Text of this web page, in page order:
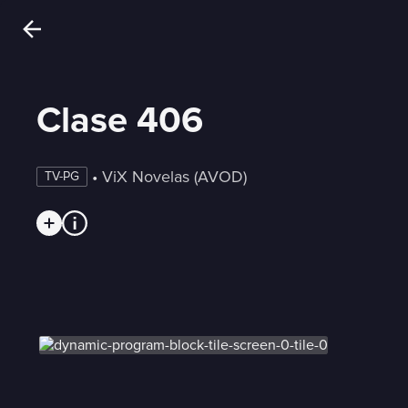
Clase 406
TV-PG • ViX Novelas (AVOD)